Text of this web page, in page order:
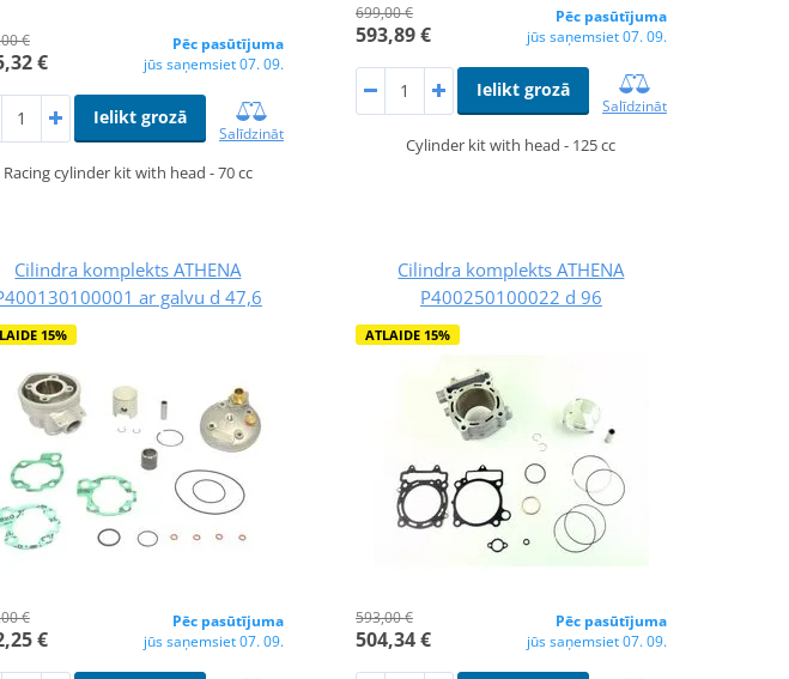
€
€
Pēc pasūtījuma
jūs saņemsiet 07. 09.
Ielikt grozā
Salīdzināt
Racing cylinder kit with head - 70 cc
699,00 €
593,89 €
Pēc pasūtījuma
jūs saņemsiet 07. 09.
Ielikt grozā
Salīdzināt
Cylinder kit with head - 125 cc
Cilindra komplekts ATHENA
ar galvu d 47,6
15%
€
€
Pēc pasūtījuma
jūs saņemsiet 07. 09.
Cilindra komplekts ATHENA
P400250100022 d 96
ATLAIDE 15%
593,00 €
504,34 €
Pēc pasūtījuma
jūs saņemsiet 07. 09.